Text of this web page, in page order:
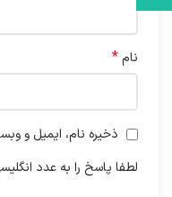
نام*
ذخیره نام، ایمیل و
لطفا پاسخ را به عدد